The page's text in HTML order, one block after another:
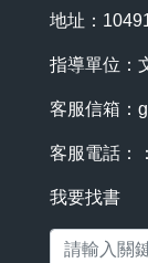
地址：
指導單位：
客服信箱：
客服電話：
我要找書